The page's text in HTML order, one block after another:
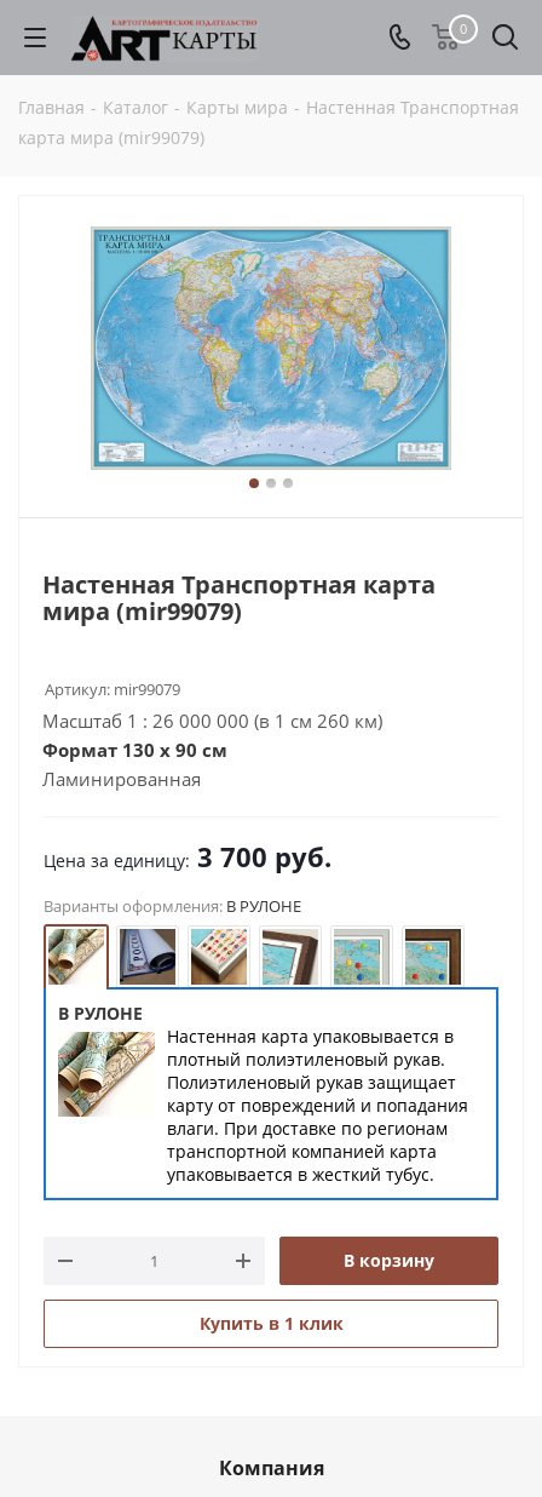
0
Главная - Каталог - Карты мира - Настенная Транспортная
карта мира (mir99079)
Настенная Транспортная карта
мира (mir99079)
Артикул: mir99079
Масштаб 1 : 26 000 000 (в 1 см 260 км)
Формат 130 х 90 см
Ламинированная
Цена за единицу: 3 700 руб.
Варианты оформления: В РУЛОНЕ
В РУЛОНЕ
Настенная карта упаковывается в
плотный полиэтиленовый рукав.
Полиэтиленовый рукав защищает
карту от повреждений и попадания
влаги. При доставке по регионам
транспортной компанией карта
упаковывается в жесткий тубус.
В корзину
Купить в 1 клик
Компания